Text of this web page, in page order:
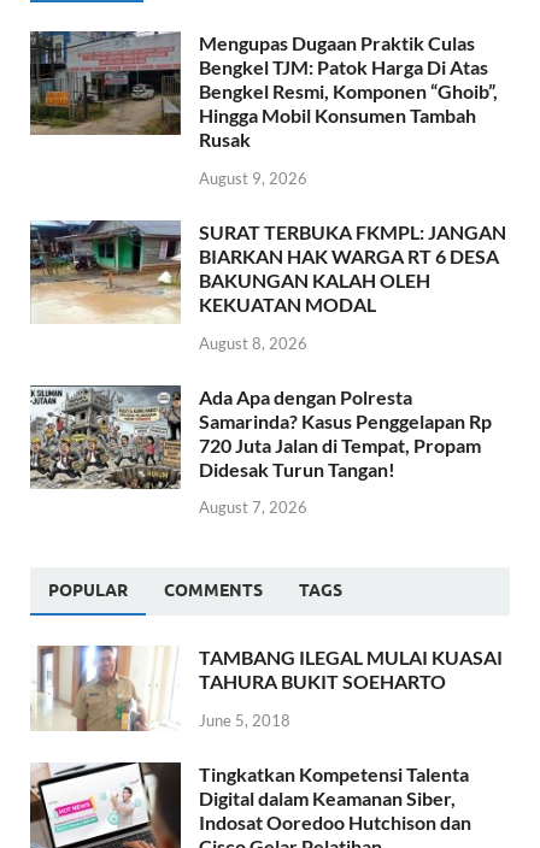
Mengupas Dugaan Praktik Culas
Bengkel TJM: Patok Harga Di Atas
Bengkel Resmi, Komponen “Ghoib”,
Hingga Mobil Konsumen Tambah
Rusak
August 9, 2026
SURAT TERBUKA FKMPL: JANGAN
BIARKAN HAK WARGA RT 6 DESA
BAKUNGAN KALAH OLEH
KEKUATAN MODAL
August 8, 2026
Ada Apa dengan Polresta
Samarinda? Kasus Penggelapan Rp
720 Juta Jalan di Tempat, Propam
Didesak Turun Tangan!
August 7, 2026
POPULAR COMMENTS TAGS
TAMBANG ILEGAL MULAI KUASAI
TAHURA BUKIT SOEHARTO
June 5, 2018
Tingkatkan Kompetensi Talenta
Digital dalam Keamanan Siber,
Indosat Ooredoo Hutchison dan